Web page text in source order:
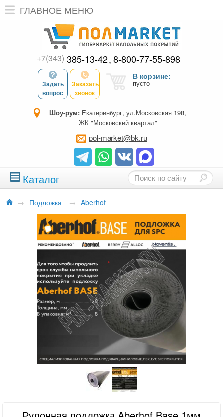
ГЛАВНОЕ МЕНЮ
+7(343) 385-13-42 8-800-77-55-898
Задать
вопрос
Заказать
звонок
В корзине:
пусто
Шоу-рум: Екатеринбург, ул.Московская 198,
ЖК "Московский квартал"
pol-market@bk.ru
Каталог
→ Подложка → Aberhof